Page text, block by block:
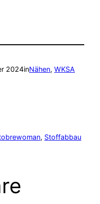
2024inNähen, WKSA
, Stoffabbau